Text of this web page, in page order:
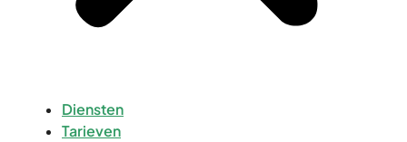
Diensten
Tarieven